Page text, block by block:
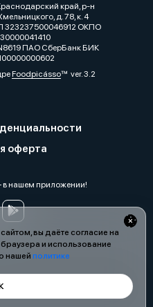
вы даёте согласие на
и использование
нашей политике
край, р-н
д. 78, к. 4
ОКПО
ПАО СберБанк БИК
Foodpicássover. 3.2
оферта
в нашем приложении!